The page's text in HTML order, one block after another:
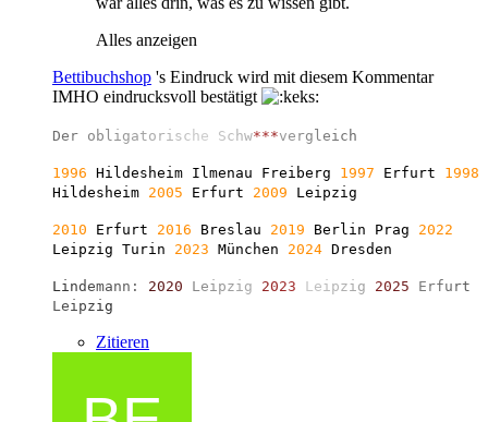
Alles anzeigen
Bettibuchshop 's Eindruck wird mit diesem Kommentar
IMHO eindrucksvoll bestätigt
De r o b ligato risc he Sc hw***ve rg leic h
1996 Hildesheim Ilmenau Freiberg 1997 Erfurt 1998
Hildesheim 2005 Erfurt 2009 Leipzig
2010 Erfurt 2016 Breslau 2019 Berlin Prag 2022
Leipzig Turin 2023 München 2024 Dresden
Lindemann : 2020 Leipzig 2023 Leipzig 2025 E rfu rt
Leipzig
Zitieren